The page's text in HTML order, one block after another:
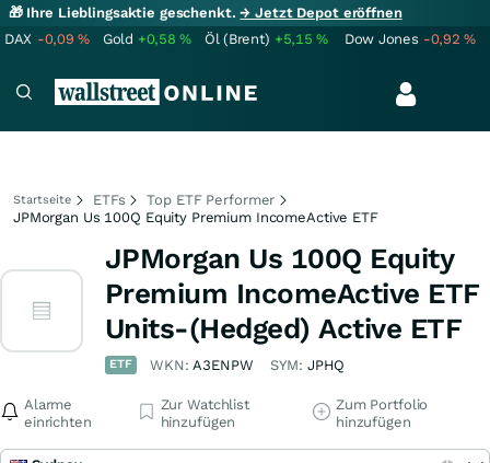
🎁 Ihre Lieblingsaktie geschenkt.→ Jetzt Depot eröffnen
DAX -0,09% Gold +0,58% Öl (Brent) +5,15% Dow Jones -0,92%
Startseite ETFs
Top ETF Performer
JPMorgan Us 100Q Equity Premium IncomeActive ETF
JPMorgan Us 100Q Equity
Premium IncomeActive ETF
Units-(Hedged) Active ETF
ETF WKN:A3ENPW SYM: JPHQ
Alarme
einrichten
Zur Watchlist
hinzufügen
Zum Portfolio
hinzufügen